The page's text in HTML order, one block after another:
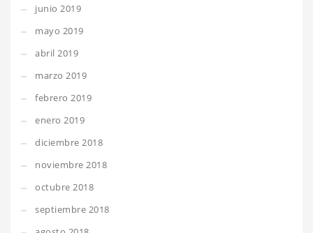
junio 2019
mayo 2019
abril 2019
marzo 2019
febrero 2019
enero 2019
diciembre 2018
noviembre 2018
octubre 2018
septiembre 2018